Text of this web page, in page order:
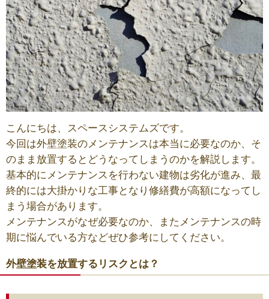
こんにちは、スペースシステムズです。
今回は外壁塗装のメンテナンスは本当に必要なのか、そ
のまま放置するとどうなってしまうのかを解説します。
基本的にメンテナンスを行わない建物は劣化が進み、最
終的には大掛かりな工事となり修繕費が高額になってし
まう場合があります。
メンテナンスがなぜ必要なのか、またメンテナンスの時
期に悩んでいる方などぜひ参考にしてください。
外壁塗装を放置するリスクとは？